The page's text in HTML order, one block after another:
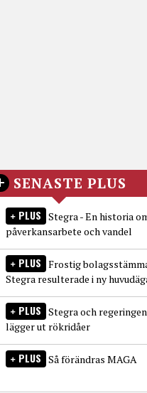
SENASTE PLUS
PLUS Stegra - En historia
påverkansarbete och vandel
PLUS Frostig
Stegra resulterade i ny
PLUS Stegra och regeringen
lägger ut rökridåer
PLUS Så förändras MAGA